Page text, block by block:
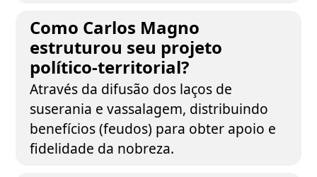
Como Carlos Magno
estruturou seu projeto
político-territorial?
Através da difusão dos laços de
suserania e vassalagem, distribuindo
benefícios (feudos) para obter apoio e
fidelidade da nobreza.